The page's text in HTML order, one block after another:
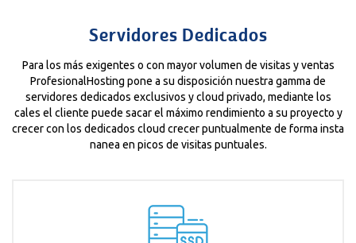
Servidores Dedicados
Para los más exigentes o con mayor volumen de visitas y ventas
ProfesionalHosting pone a su disposición nuestra gamma de
servidores dedicados exclusivos y cloud privado, mediante los
cales el cliente puede sacar el máximo rendimiento a su proyecto y
crecer con los dedicados cloud crecer puntualmente de forma insta
nanea en picos de visitas puntuales.